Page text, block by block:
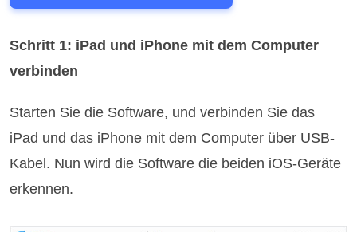
Schritt 1: iPad und iPhone mit dem Computer
verbinden
Starten Sie die Software, und verbinden Sie das
iPad und das iPhone mit dem Computer über USB-
Kabel. Nun wird die Software die beiden iOS-Geräte
erkennen.